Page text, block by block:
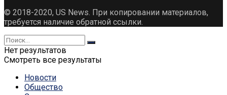
© 2018-2020, US News. При копировании материалов,
требуется наличие обратной ссылки.
Нет результатов
Смотреть все результаты
Новости
Общество